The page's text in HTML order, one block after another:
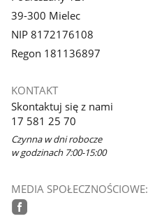
39-300 Mielec
NIP 8172176108
Regon 181136897
KONTAKT
Skontaktuj się z nami
17 581 25 70
Czynna w dni robocze
w godzinach 7:00-15:00
MEDIA SPOŁECZNOŚCIOWE: